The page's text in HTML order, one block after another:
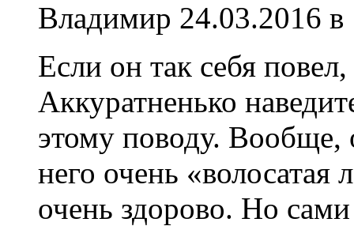
Владимир 24.03.2016
Если он так себя
Аккуратненько
этому поводу. Вообще,
него очень
очень здорово. Но